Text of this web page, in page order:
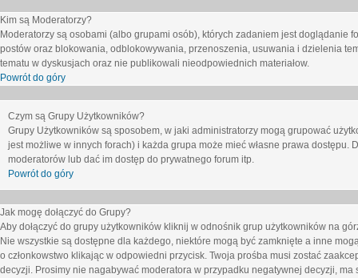
Kim są Moderatorzy?
Moderatorzy są osobami (albo grupami osób), których zadaniem jest
postów oraz blokowania, odblokowywania, przenoszenia, usuwania i dzielenia
tematu w dyskusjach oraz nie publikowali nieodpowiednich materiałow.
Powrót do góry
Czym są Grupy Użytkowników?
Grupy Użytkowników są sposobem, w jaki administratorzy mogą grupować
jest możliwe w innych forach) i każda grupa może mieć własne prawa
moderatorów lub dać im dostęp do prywatnego forum itp.
Powrót do góry
Jak mogę dołączyć do Grupy?
Aby dołączyć do grupy użytkowników kliknij w odnośnik grup użytkowników na
Nie wszystkie są dostępne dla każdego, niektóre mogą być zamknięte a inne
o członkowstwo klikając w odpowiedni przycisk. Twoja prośba musi zostać
decyzji. Prosimy nie nagabywać moderatora w przypadku negatywnej decyzji, ma